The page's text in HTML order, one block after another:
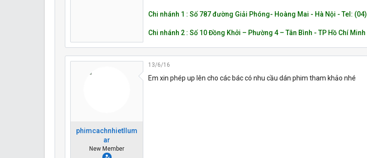
Chi nhánh 1 : Số 787 đường Giải Phóng- Hoàng Mai - Hà Nội - Tel:
Chi nhánh 2 : Số 10 Đồng Khởi – Phường 4 – Tân Bình - TP Hồ Chí
phimcachnhietllum
ar
New Member
13/6/16
Em xin phép up lên cho các bác có nhu cầu dán phim tham khảo nhé